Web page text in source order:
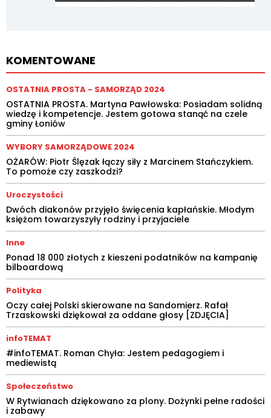
KOMENTOWANE
OSTATNIA PROSTA - SAMORZĄD 2024
OSTATNIA PROSTA. Martyna Pawłowska: Posiadam solidną
wiedzę i kompetencje. Jestem gotowa stanąć na czele
gminy Łoniów
WYBORY SAMORZĄDOWE 2024
OŻARÓW: Piotr Ślęzak łączy siły z Marcinem Stańczykiem.
To pomoże czy zaszkodzi?
Uroczystości
Dwóch diakonów przyjęło święcenia kapłańskie. Młodym
księżom towarzyszyły rodziny i przyjaciele
Inne
Ponad 18 000 złotych z kieszeni podatników na kampanię
bilboardową
Polityka
Oczy całej Polski skierowane na Sandomierz. Rafał
Trzaskowski dziękował za oddane głosy [ZDJĘCIA]
infoTEMAT
#infoTEMAT. Roman Chyła: Jestem pedagogiem i
mediewistą
Społeczeństwo
W Rytwianach dziękowano za plony. Dożynki pełne radości
i zabawy